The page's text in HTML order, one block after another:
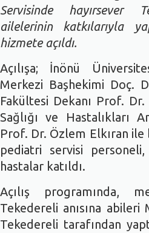
Servisinde hayırsever
ailelerinin katkılarıyla
hizmete açıldı.
Açılışa; İnönü
Merkezi Başhekimi Doç.
Fakültesi Dekanı Prof.
Sağlığı ve Hastalıkları
Prof. Dr. Özlem Elkıran ile
pediatri servisi
hastalar katıldı.
Açılış programında,
Tekedereli anısına abileri
Tekedereli tarafından